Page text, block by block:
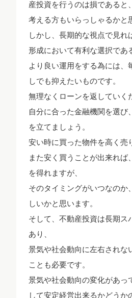
産投資を行うのは損であると、
考える方もいらっしゃるかと
しかし、長期的な視点で見れ
形成において有利な選択であ
より良い運用をする為には、
しでも抑えたいものです。
無理なくローンを返していく
自分に合った金融機関を選び
を立てましょう。
安い時に買った物件を高く売
また安く買うことが出来れば
を得れますが、
そのタイミングがいつなのか
しいかと思います。
そして、不動産投資は長期ス
あり、
景気や社会動向に左右されな
ことも必要です。
景気や社会動向の変化があっ
して安定経営出来るかどうか